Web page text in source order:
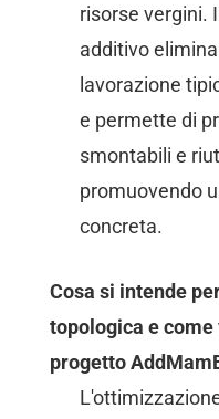
risorse vergini.
additivo
lavorazione
e permette di
smontabili e
promuovendo
concreta.
Cosa si intende
topologica e
progetto